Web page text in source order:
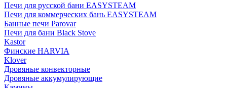
Печи для русской бани EASYSTEAM
Печи для коммерческих бань EASYSTEAM
Банные печи Parovar
Печи для бани Black Stove
Kastor
Финские HARVIA
Klover
Дровяные конвекторные
Дровяные аккумулирующие